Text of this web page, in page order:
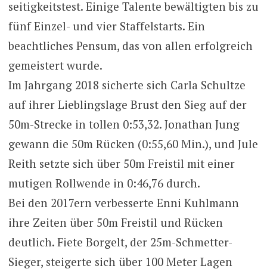
seitigkeitstest. Einige Talente bewältigten bis zu
fünf Einzel- und vier Staffelstarts. Ein
beachtliches Pensum, das von allen erfolgreich
gemeistert wurde.
Im Jahrgang 2018 sicherte sich Carla Schultze
auf ihrer Lieblingslage Brust den Sieg auf der
50m-Strecke in tollen 0:53,32. Jonathan Jung
gewann die 50m Rücken (0:55,60 Min.), und Jule
Reith setzte sich über 50m Freistil mit einer
mutigen Rollwende in 0:46,76 durch.
Bei den 2017ern verbesserte Enni Kuhlmann
ihre Zeiten über 50m Freistil und Rücken
deutlich. Fiete Borgelt, der 25m-Schmetter-
Sieger, steigerte sich über 100 Meter Lagen